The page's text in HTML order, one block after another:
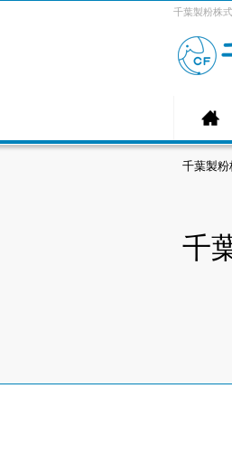
千葉製粉株
千葉製粉
千